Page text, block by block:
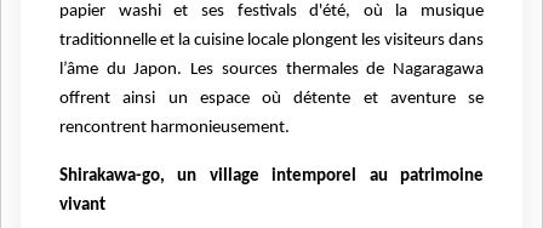
papier washi et ses festivals d'été, où la musique
traditionnelle et la cuisine locale plongent les visiteurs dans
l’âme du Japon. Les sources thermales de Nagaragawa
offrent ainsi un espace où détente et aventure se
rencontrent harmonieusement.
Shirakawa-go, un village intemporel au patrimoine
vivant